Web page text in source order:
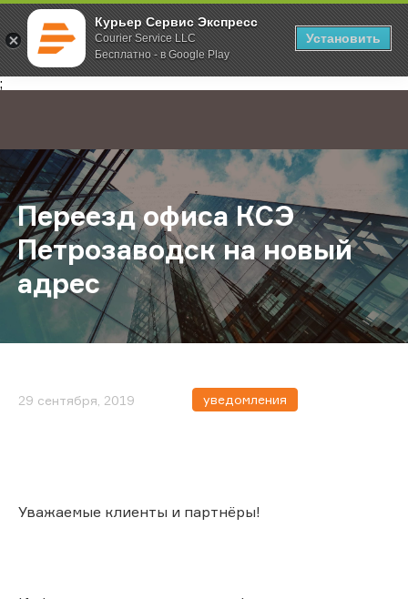
Курьер Сервис Экспресс
Courier Service LLC
Бесплатно - в Google Play
Установить
;
Главная О компании Новости Переезд офиса КСЭ
Переезд офиса КСЭ
Петрозаводск на новый
адрес
29 сентября, 2019 уведомления
Уважаемые клиенты и партнёры!